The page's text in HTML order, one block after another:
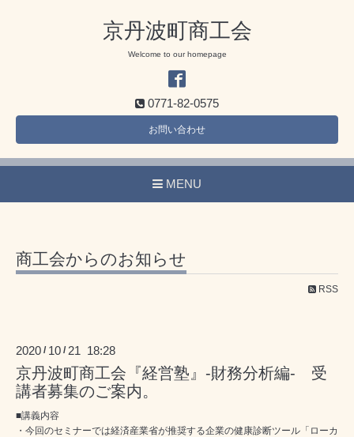
京丹波町商工会
Welcome to our homepage
0771-82-0575
お問い合わせ
MENU
商工会からのお知らせ
RSS
2020 / 10 / 21 18:28
京丹波町商工会『経営塾』-財務分析編- 受
講者募集のご案内。
■講義内容
・今回のセミナーでは経済産業省が推奨する企業の健康診断ツール「ローカ